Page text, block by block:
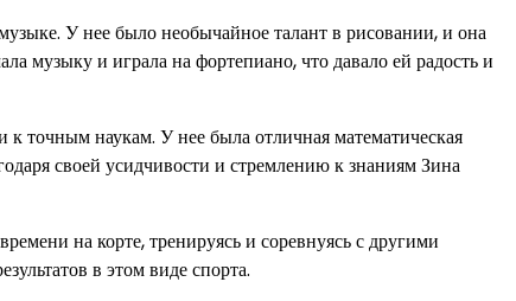
У нее было необычайное талант в рисовании, и она
музыку и играла на фортепиано, что давало ей радость и
точным наукам. У нее была отличная математическая
своей усидчивости и стремлению к знаниям Зина
на корте, тренируясь и соревнуясь с другими
в этом виде спорта.